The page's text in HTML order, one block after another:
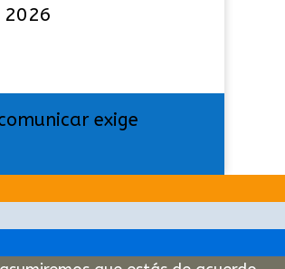
2026
exige